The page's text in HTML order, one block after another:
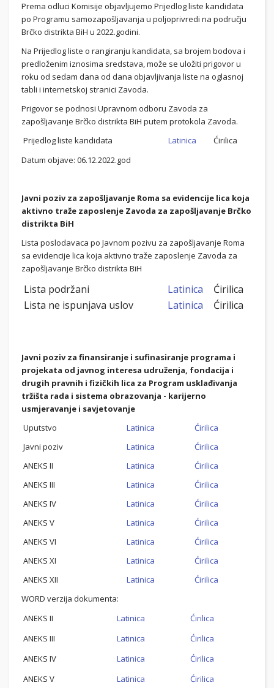
Prema odluci Komisije objavljujemo Prijedlog liste kandidata
po Programu samozapošljavanja u poljoprivredi na području
Brčko distrikta BiH u 2022.godini.
Na Prijedlog liste o rangiranju kandidata, sa brojem bodova i
predloženim iznosima sredstava, može se uložiti prigovor u
roku od sedam dana od dana objavljivanja liste na oglasnoj
tabli i internetskoj stranici Zavoda.
Prigovor se podnosi Upravnom odboru Zavoda za
zapošljavanje Brčko distrikta BiH putem protokola Zavoda.
Prijedlog liste kandidata
Latinica
Ćirilica
Datum objave: 06.12.2022.god
Javni poziv za zapošljavanje Roma sa evidencije lica koja
aktivno traže zaposlenje Zavoda za zapošljavanje Brčko
distrikta BiH
Lista poslodavaca po Javnom pozivu za zapošljavanje Roma
sa evidencije lica koja aktivno traže zaposlenje Zavoda za
zapošljavanje Brčko distrikta BiH
Lista podržani Latinica
Ćirilica
Lista ne ispunjava uslov
Latinica Ćirilica
Javni poziv za finansiranje i sufinasiranje programa i
projekata od javnog interesa udruženja, fondacija i
drugih pravnih i fizičkih lica za Program usklađivanja
tržišta rada i sistema obrazovanja - karijerno
usmjeravanje i savjetovanje
Uputstvo
Latinica
Ćirilica
Javni poziv
Latinica
Ćirilica
ANEKS II
Latinica
Ćirilica
ANEKS III
Latinica
Ćirilica
ANEKS IV
Latinica
Ćirilica
ANEKS V
Latinica
Ćirilica
ANEKS VI
Latinica
Ćirilica
ANEKS XI
Latinica
Ćirilica
ANEKS XII
Latinica
Ćirilica
WORD verzija dokumenta:
ANEKS II
Latinica
Ćirilica
ANEKS III
Latinica
Ćirilica
ANEKS IV
Latinica
Ćirilica
ANEKS V
Latinica Ćirilica